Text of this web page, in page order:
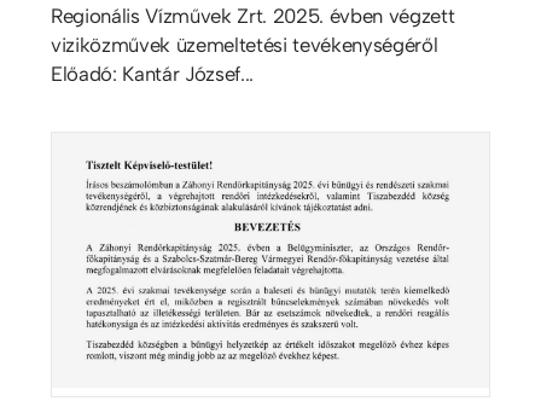
Regionális Vízművek Zrt. 2025. évben végzett
viziközművek üzemeltetési tevékenységéről
Előadó: Kantár József...